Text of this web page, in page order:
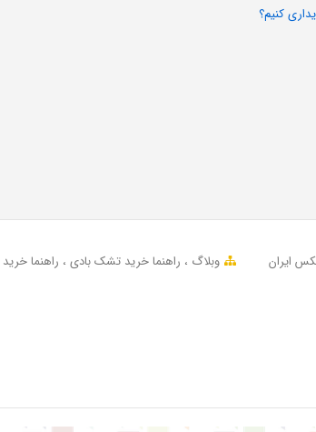
کنیم؟
ایران وبلاگ راهنما خرید تشک بادی راهنما